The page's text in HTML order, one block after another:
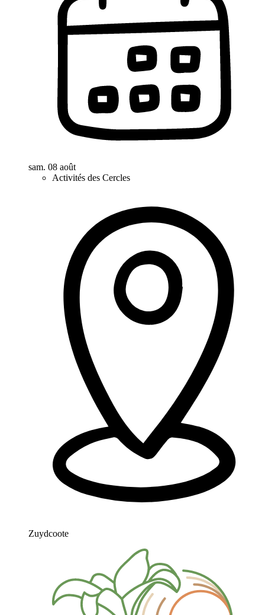
sam. 08 août
Activités des Cercles
Zuydcoote